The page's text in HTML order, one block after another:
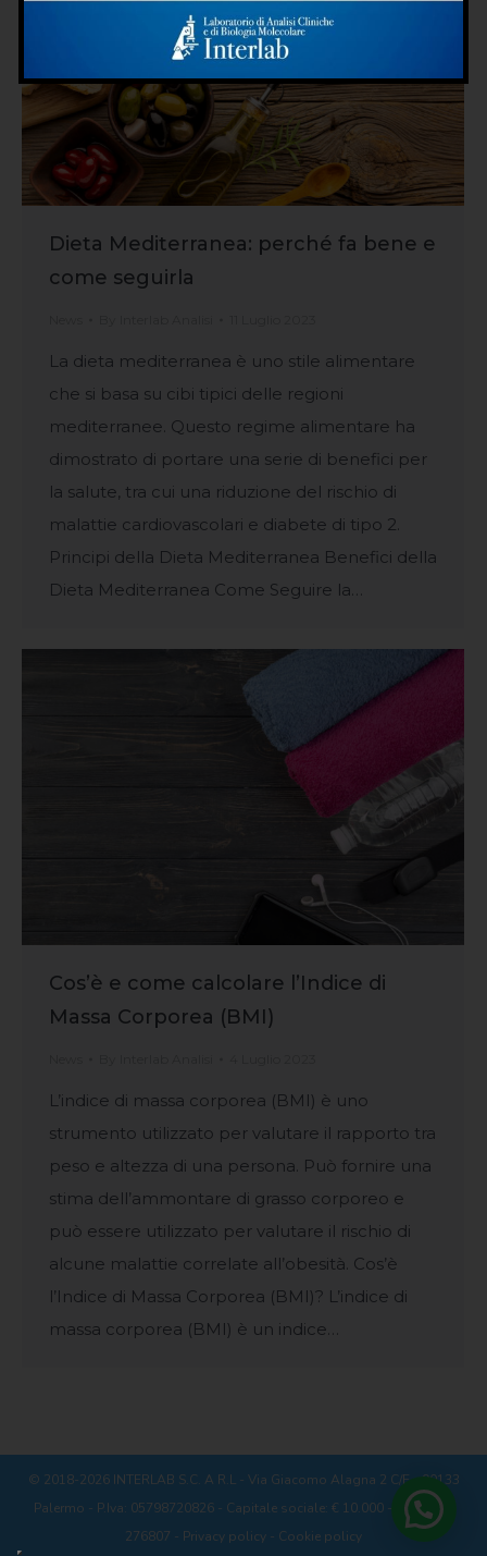
Dieta Mediterranea: perché fa bene e
come seguirla
La dieta mediterranea è uno stile alimentare
che si basa su cibi tipici delle regioni
mediterranee. Questo regime alimentare ha
dimostrato di portare una serie di benefici per
la salute, tra cui una riduzione del rischio di
malattie cardiovascolari e diabete di tipo 2.
Principi della Dieta Mediterranea Benefici della
Dieta Mediterranea Come Seguire la…
Cos’è e come calcolare l’Indice di
Massa Corporea (BMI)
L’indice di massa corporea (BMI) è uno
strumento utilizzato per valutare il rapporto tra
peso e altezza di una persona. Può fornire una
stima dell’ammontare di grasso corporeo e
può essere utilizzato per valutare il rischio di
alcune malattie correlate all’obesità. Cos’è
l’Indice di Massa Corporea (BMI)? L’indice di
massa corporea (BMI) è un indice…
© 2018-2026 INTERLAB S.C. A R.L - Via Giacomo Alagna 2 C/E - 90133
Palermo - P.Iva: 05798720826 - Capitale sociale: € 10.000 - REA: PA -
276807 - Privacy policy - Cookie policy